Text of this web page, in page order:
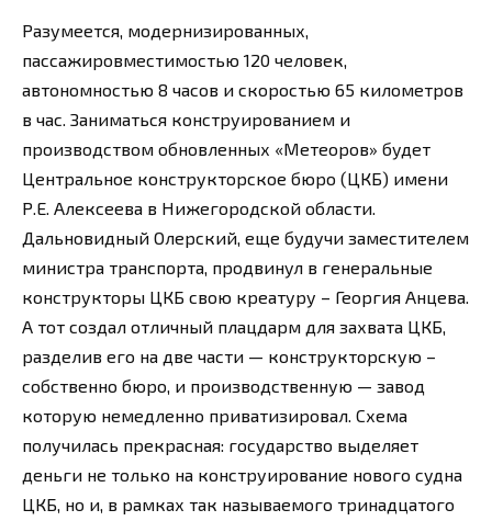
Разумеется, модернизированных,
пассажировместимостью 120 человек,
автономностью 8 часов и скоростью 65 километров
в час. Заниматься конструированием и
производством обновленных «Метеоров» будет
Центральное конструкторское бюро (ЦКБ) имени
Р.Е. Алексеева в Нижегородской области.
Дальновидный Олерский, еще будучи заместителем
министра транспорта, продвинул в генеральные
конструкторы ЦКБ свою креатуру – Георгия Анцева.
А тот создал отличный плацдарм для захвата ЦКБ,
разделив его на две части — конструкторскую –
собственно бюро, и производственную — завод
которую немедленно приватизировал. Схема
получилась прекрасная: государство выделяет
деньги не только на конструирование нового судна
ЦКБ, но и, в рамках так называемого тринадцатого